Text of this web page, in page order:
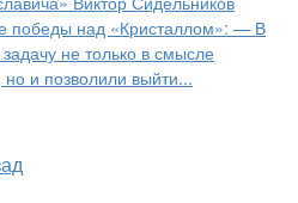
победы над «Кристаллом»: — В
не только в смысле
но и позволили выйти...